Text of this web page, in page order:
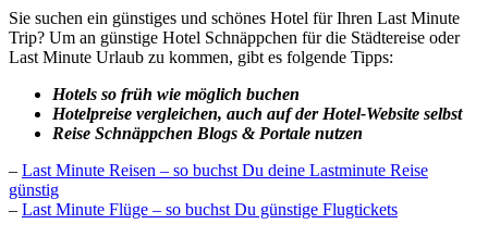
Sie suchen ein günstiges und schönes Hotel für Ihren Last Minute
Trip? Um an günstige Hotel Schnäppchen für die Städtereise oder
Last Minute Urlaub zu kommen, gibt es folgende Tipps:
Hotels so früh wie möglich buchen
Hotelpreise vergleichen, auch auf der Hotel-Website selbst
Reise Schnäppchen Blogs & Portale nutzen
– Last Minute Reisen – so buchst Du deine Lastminute Reise
günstig
– Last Minute Flüge – so buchst Du günstige Flugtickets